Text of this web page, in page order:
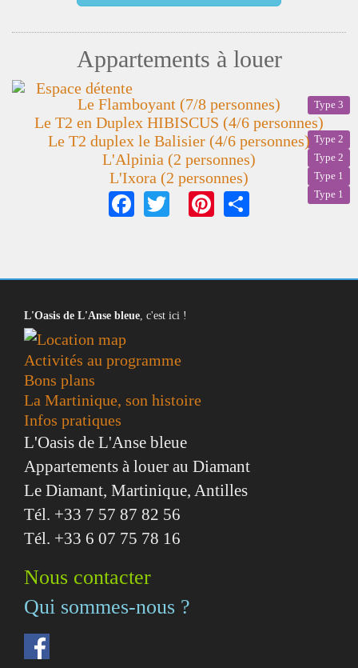
Appartements à louer
Type 3
Le Flamboyant (7/8 personnes)
Type 2
Le T2 en Duplex HIBISCUS (4/6 personnes)
Type 2
Le T2 duplex le Balisier (4/6 personnes)
Type 1
L'Alpinia (2 personnes)
Type 1
L'Ixora (2 personnes)
Facebook
TwitterPinterest
L'Oasis de L'Anse bleue, c'est ici !
Activités au programme
Bons plans
La Martinique, son histoire
Infos pratiques
L'Oasis de L'Anse bleue
Appartements à louer au Diamant
Le Diamant, Martinique, Antilles
Tél. +33 7 57 87 82 56
Tél. +33 6 07 75 78 16
Nous contacter
Qui sommes-nous ?